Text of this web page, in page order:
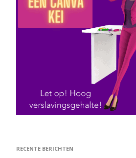
RECENTE BERICHTEN